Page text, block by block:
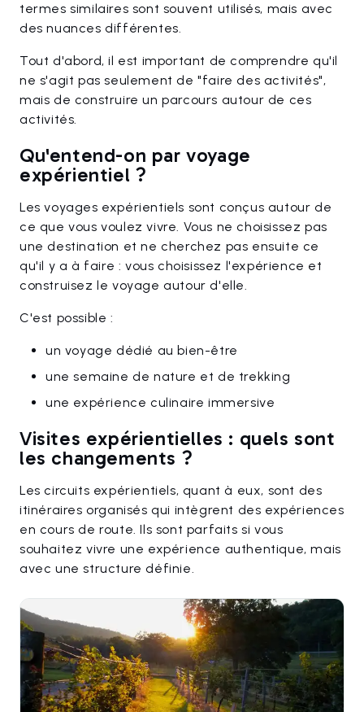
termes similaires sont souvent utilisés, mais avec
des nuances différentes.
Tout d'abord, il est important de comprendre qu'il
ne s'agit pas seulement de "faire des activités",
mais de construire un parcours autour de ces
activités.
Qu'entend-on par voyage
expérientiel ?
Les voyages expérientiels sont conçus autour de
ce que vous voulez vivre. Vous ne choisissez pas
une destination et ne cherchez pas ensuite ce
qu'il y a à faire : vous choisissez l'expérience et
construisez le voyage autour d'elle.
C'est possible :
un voyage dédié au bien-être
une semaine de nature et de trekking
une expérience culinaire immersive
Visites expérientielles : quels sont
les changements ?
Les circuits expérientiels, quant à eux, sont des
itinéraires organisés qui intègrent des expériences
en cours de route. Ils sont parfaits si vous
souhaitez vivre une expérience authentique, mais
avec une structure définie.